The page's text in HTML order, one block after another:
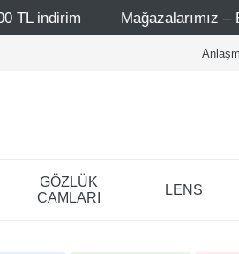
Mağazalarımız – Bağdat Caddesi
GÖZLÜK
CAMLARI
LENS